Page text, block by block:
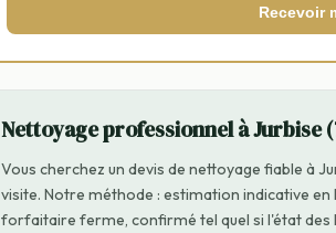
Recevoir
Nettoyage professionnel à Jurbise
Vous cherchez un devis de nettoyage fiable à
visite. Notre méthode : estimation indicative en
forfaitaire ferme, confirmé tel quel si l'état des